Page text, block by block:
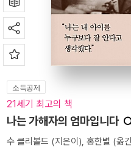
소득공제
21세기 최고의 책
나는 가해자의 엄마입니다
수 클리볼드 (지은이), 홍한별 (옮